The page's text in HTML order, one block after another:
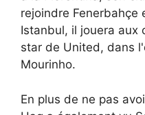
rejoindre Fenerbahçe
Istanbul, il jouera aux
star de United, dans
Mourinho.
En plus de ne pas